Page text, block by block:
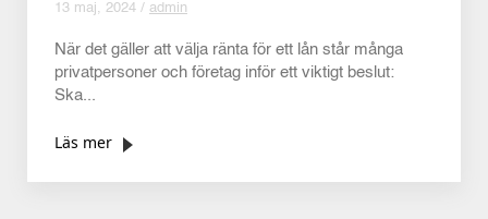
13 maj, 2024 / admin
När det gäller att välja ränta för ett lån står många
privatpersoner och företag inför ett viktigt beslut:
Ska...
Läs mer